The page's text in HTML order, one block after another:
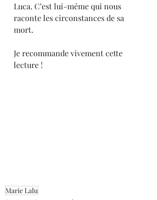
Luca. C’est lui-même qui nous
raconte les circonstances de sa
mort.
Je recommande vivement cette
lecture !
Marie Lalu